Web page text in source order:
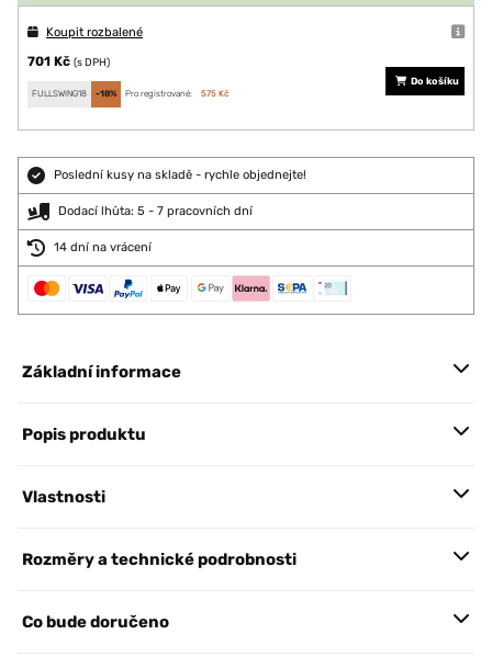
Koupit rozbalené
701 Kč (s DPH)
FULLSWING18 -18% Pro registrované: 575 Kč
Do košíku
Poslední kusy na skladě - rychle objednejte!
Dodací lhůta: 5 - 7 pracovních dní
14 dní na vrácení
Základní informace
Popis produktu
Vlastnosti
Rozměry a technické podrobnosti
Co bude doručeno